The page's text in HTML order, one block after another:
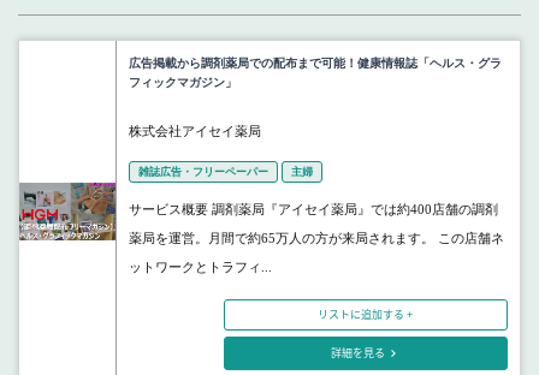
広告掲載から調剤薬局での配布まで可能！健康情報誌「ヘルス・グラ
フィックマガジン」
株式会社アイセイ薬局
雑誌広告・フリーペーパー 主婦
サービス概要 調剤薬局『アイセイ薬局』では約400店舗の調剤
薬局を運営。月間で約65万人の方が来局されます。 この店舗ネ
ットワークとトラフィ...
リストに追加する +
詳細を見る